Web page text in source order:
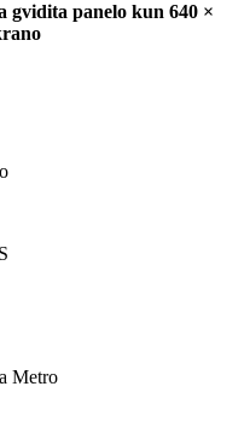
gvidita panelo kun 640 ×
Metro